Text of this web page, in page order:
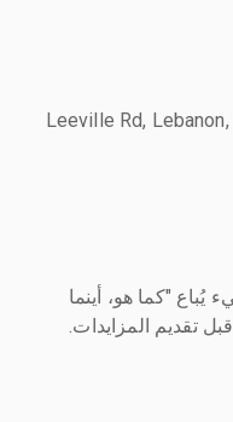
"كما هو، أينما
تقديم المزايدات.